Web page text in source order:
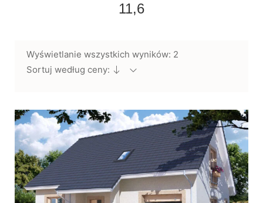
11,6
Wyświetlanie wszystkich wyników: 2
Sortuj według ceny: